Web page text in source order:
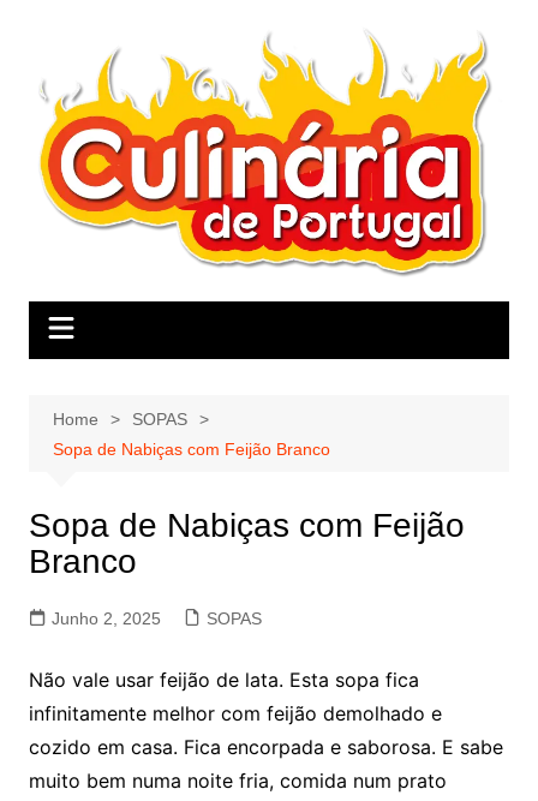
Home
SOPAS
Sopa de Nabiças com Feijão Branco
Sopa de Nabiças com Feijão
Branco
Junho 2, 2025 SOPAS
Não vale usar feijão de lata. Esta sopa fica
infinitamente melhor com feijão demolhado e
cozido em casa. Fica encorpada e saborosa. E sabe
muito bem numa noite fria, comida num prato